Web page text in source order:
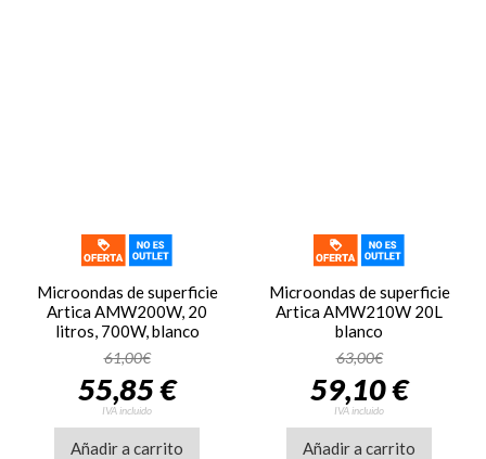
Microondas de superficie
Artica AMW200W, 20
litros, 700W, blanco
61,00€
55,85 €
IVA incluido
Añadir a carrito
Microondas de superficie
Artica AMW210W 20L
blanco
63,00€
59,10 €
IVA incluido
Añadir a carrito